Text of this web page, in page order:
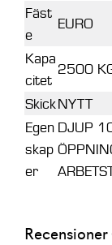
Fäst
e
EURO
Kapa
citet
2500
SkickNYTT
Egen
skap
er
DJUP